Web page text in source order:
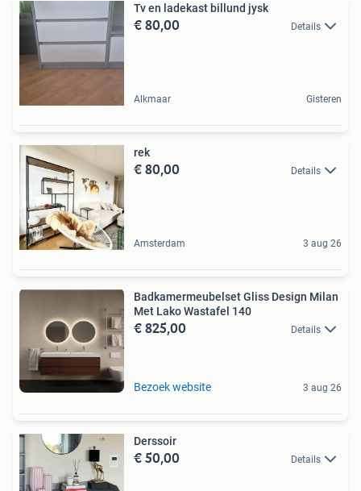
Tv en ladekast billund jysk
€ 80,00 Details
Alkmaar Gisteren
rek
€ 80,00 Details
Amsterdam 3 aug 26
Badkamermeubelset Gliss Design Milan
Met Lako Wastafel 140
€ 825,00 Details
Bezoek website 3 aug 26
Derssoir
€ 50,00 Details